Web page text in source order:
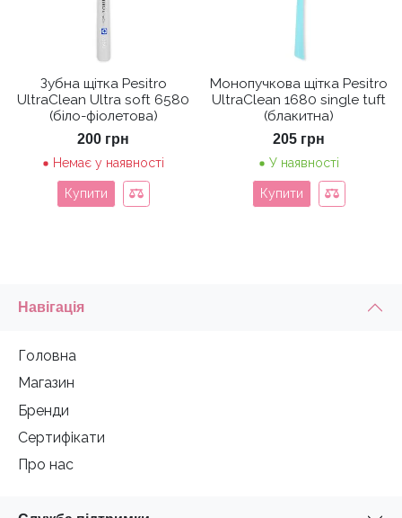
Зубна щітка Pesitro
UltraClean Ultra soft 6580
(біло-фіолетова)
200 грн
Немає у наявності
Купити
Монопучкова щітка Pesitro
UltraClean 1680 single tuft
(блакитна)
205 грн
У наявності
Купити
Навігація
Головна
Магазин
Бренди
Сертифікати
Про нас